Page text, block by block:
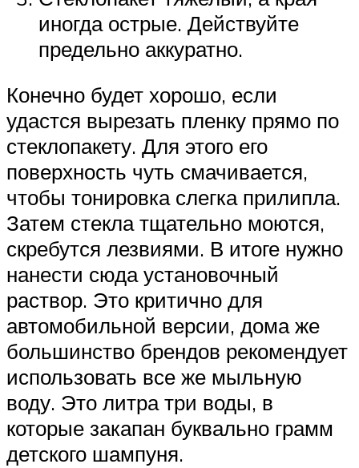
иногда острые. Действуйте
предельно аккуратно.
Конечно будет хорошо, если
удастся вырезать пленку прямо по
стеклопакету. Для этого его
поверхность чуть смачивается,
чтобы тонировка слегка прилипла.
Затем стекла тщательно моются,
скребутся лезвиями. В итоге нужно
нанести сюда установочный
раствор. Это критично для
автомобильной версии, дома же
большинство брендов рекомендует
использовать все же мыльную
воду. Это литра три воды, в
которые закапан буквально грамм
детского шампуня.